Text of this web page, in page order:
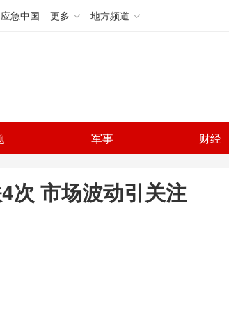
应急中国 更多 地方频道
军事 财经
次 市场波动引关注